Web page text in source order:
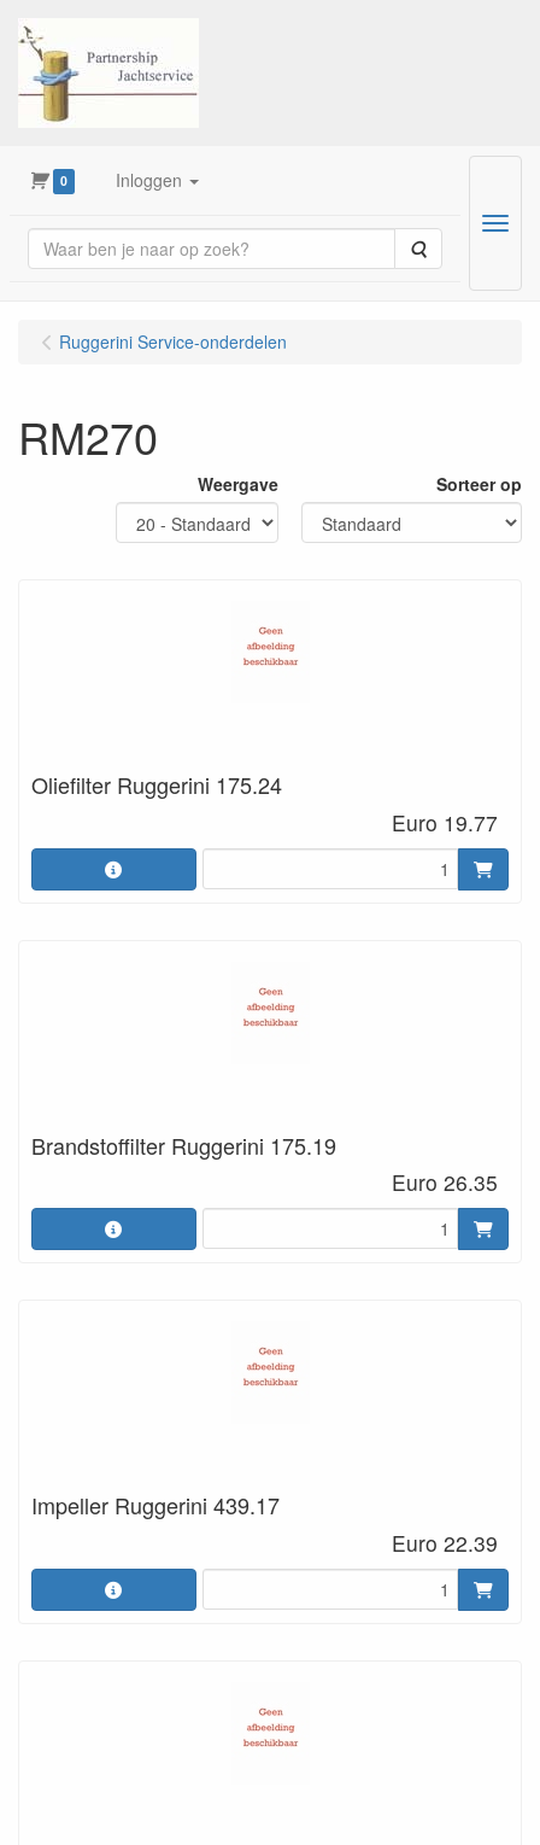
0 Inloggen
Zoeken
Menu
Ruggerini Service-onderdelen
RM270
Weergave Sorteer op
Oliefilter Ruggerini 175.24
Euro 19.77
Brandstoffilter Ruggerini 175.19
Euro 26.35
Impeller Ruggerini 439.17
Euro 22.39